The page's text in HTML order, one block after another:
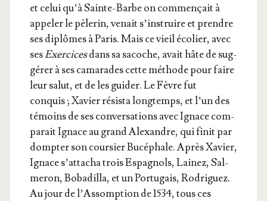
et celui qu’à Sainte-Barbe on com­men­çait à
appe­ler le pèle­rin, venait s’ins­truire et prendre
ses diplômes à Paris. Mais ce vieil éco­lier, avec
sesExer­cicesdans sa sacoche, avait hâte de sug­
gé­rer à ses cama­rades cette méthode pour faire
leur salut, et de les gui­der. Le Fèvre fut
conquis ; Xavier résis­ta long­temps, et l’un des
témoins de ses conver­sa­tions avec Ignace com­
pa­rait Ignace au grand Alexandre, qui finit par
domp­ter son cour­sier Bucé­phale. Après Xavier,
Ignace s’at­ta­cha trois Espa­gnols, Lai­nez, Sal­
me­ron, Boba­dilla, et un Por­tu­gais, Rodri­guez.
Au jour de l’As­somp­tion de 1534, tous ces